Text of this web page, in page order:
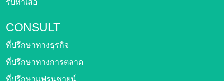
รับทำเสื้อ
CONSULT
ที่ปรึกษาทางธุรกิจ
ที่ปรึกษาทางการตลาด
ที่ปรึกษาแฟรนชายน์